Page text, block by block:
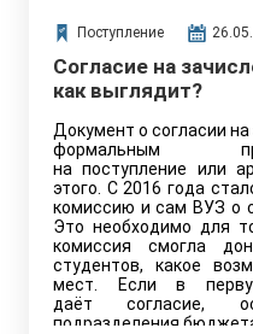
Поступление
Согласие на
как выглядит?
Документ о согласии
формальным
на поступление или
этого. С 2016 года
комиссию и сам ВУЗ о
Это необходимо для
комиссия смогла
студентов, какое
мест. Если в
даёт согласие,
подразделения